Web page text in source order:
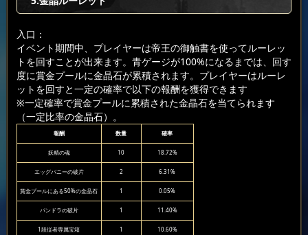
入口：
イベント期間中、プレイヤーは帝王の御触書を使ってルーレッ
トを回すことが出来ます。青ゲージが100%になるまでは、回す
度に賞金プールに金晶石が累積されます。プレイヤーはルーレ
ットを回すと一定の確率で以下の報酬を獲得できます
※一定確率で賞金プールに累積された金晶石を当てられます
（一定比率の金晶石）。
報酬 数量 確率
妖精の魂 10 18.72%
エッグバニーの破片 2 6.31%
賞金プールにある50%の金晶石 1 0.05%
パンドラの破片 1 11.40%
1段従者専属宝箱 1 10.60%